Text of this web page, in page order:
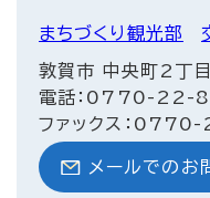
まちづくり観光部
敦賀市 中央町2丁
電話：0770-22-
ファックス：
メールでのお